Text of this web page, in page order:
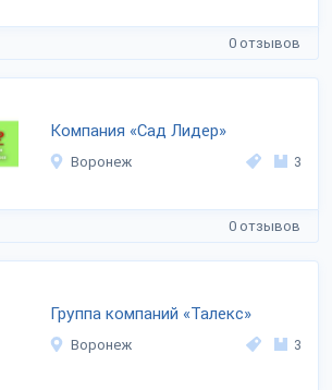
0 отзывов
Компания «Сад Лидер»
Воронеж 3
0 отзывов
Группа компаний «Талекс»
Воронеж 3